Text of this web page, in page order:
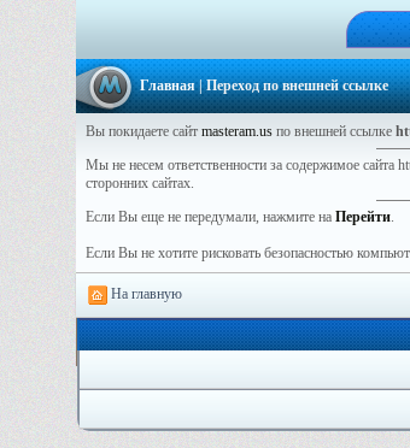
Главная| Переход по внешней ссылке
Вы покидаете сайт masteram.us по внешней ссылке
Мы не несем ответственности за содержимое сайта
сторонних сайтах.
Если Вы еще не передумали, нажмите на Перейти.
Если Вы не хотите рисковать безопасностью
На главную